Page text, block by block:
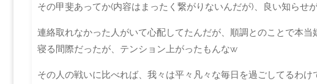
その甲斐あってか(内容はまったく繋がりないんだが)、良い知らせ
連絡取れなかった人がいて心配してたんだが、順調とのことで本当
寝る間際だったが、テンション上がったもんなw
その人の戦いに比べれば、我々は平々凡々な毎日を過ごしてるわけ